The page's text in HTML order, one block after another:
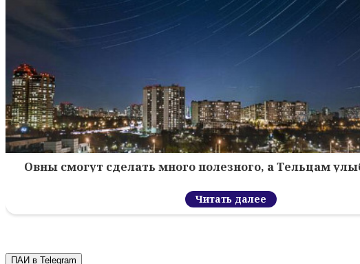
Овны смогут сделать много полезного, а Тельцам
Читать далее
ПАИ в Telegram